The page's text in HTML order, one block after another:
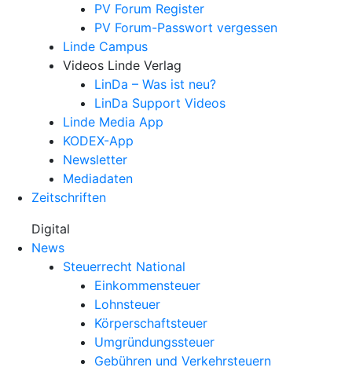
PV Forum Register
PV Forum-Passwort vergessen
Linde Campus
Videos Linde Verlag
LinDa – Was ist neu?
LinDa Support Videos
Linde Media App
KODEX-App
Newsletter
Mediadaten
Zeitschriften
Digital
News
Steuerrecht National
Einkommensteuer
Lohnsteuer
Körperschaftsteuer
Umgründungssteuer
Gebühren und Verkehrsteuern